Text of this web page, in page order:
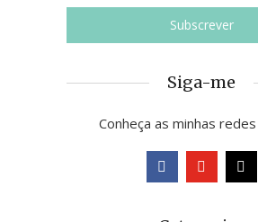
Siga-me
Conheça as minhas